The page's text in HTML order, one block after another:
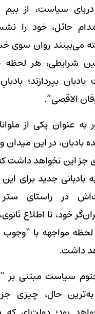
سیاست، از
حائل، خود را
می‌بینند روان سوی
شرایطی، هر لحظه
بپردازند؛
الاقصی”.
به عنوان یکی از
بادبان، در این میدان
جز این نخواهد داشت
بادبانی جدید برای
در راستای
خود، تا اطلاع
لحظه مواجهه با
داشت.
سیاست مبتنی بر
به‌ترین حال، چیزی